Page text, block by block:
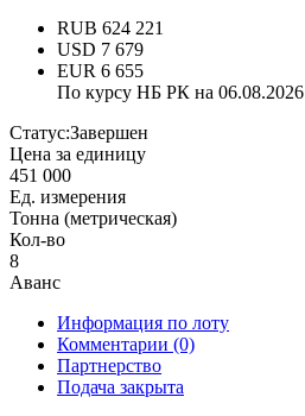
RUB 624 221
USD 7 679
EUR 6 655
По курсу НБ РК на 06.08.2026
Статус:Завершен
Цена за единицу
451 000
Ед. измерения
Тонна (метрическая)
Кол-во
8
Аванс
Информация по лоту
Комментарии (0)
Партнерство
Подача закрыта